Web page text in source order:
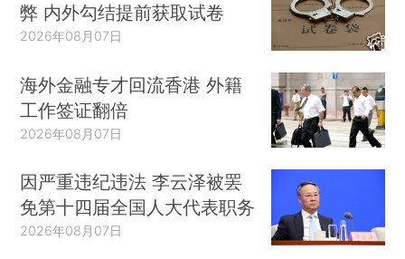
弊 内外勾结提前获取试卷
2026年08月07日
海外金融专才回流香港 外籍
工作签证翻倍
2026年08月07日
因严重违纪违法 李云泽被罢
免第十四届全国人大代表职务
2026年08月07日